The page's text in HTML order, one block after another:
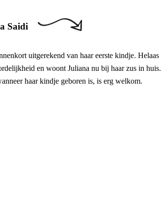
Saidi
uitgerekend van haar eerste kindje. Helaas
en woont Juliana nu bij haar zus in huis.
haar kindje geboren is, is erg welkom.